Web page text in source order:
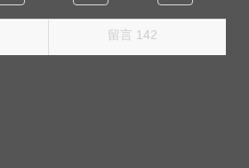
留言 142